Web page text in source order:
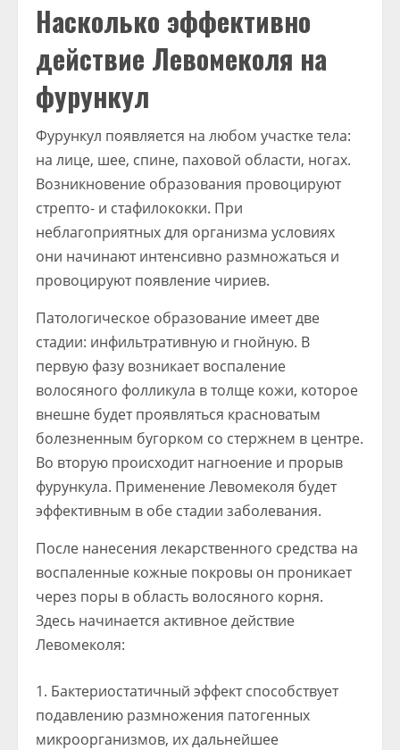
Насколько эффективно
действие Левомеколя на
фурункул
Фурункул появляется на любом участке тела:
на лице, шее, спине, паховой области, ногах.
Возникновение образования провоцируют
стрепто- и стафилококки. При
неблагоприятных для организма условиях
они начинают интенсивно размножаться и
провоцируют появление чириев.
Патологическое образование имеет две
стадии: инфильтративную и гнойную. В
первую фазу возникает воспаление
волосяного фолликула в толще кожи, которое
внешне будет проявляться красноватым
болезненным бугорком со стержнем в центре.
Во вторую происходит нагноение и прорыв
фурункула. Применение Левомеколя будет
эффективным в обе стадии заболевания.
После нанесения лекарственного средства на
воспаленные кожные покровы он проникает
через поры в область волосяного корня.
Здесь начинается активное действие
Левомеколя:
Бактериостатичный эффект способствует
подавлению размножения патогенных
микроорганизмов, их дальнейшее